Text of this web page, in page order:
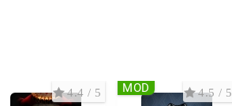
4.4 / 5 4.5 / 5
MOD